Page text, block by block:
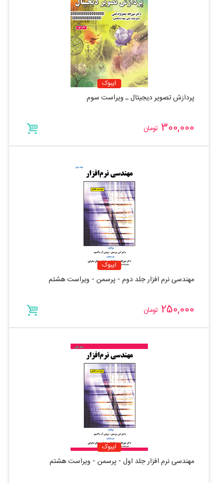
ایبوک
پردازش تصویر دیجیتال ـ ویراست سوم
300,000 تومان
ایبوک
مهندسی نرم افزار جلد دوم - پرسمن - ویراست هشتم
250,000 تومان
ایبوک
مهندسی نرم افزار جلد اول - پرسمن - ویراست هشتم